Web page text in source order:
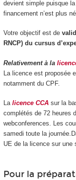
devient simple puisque la
financement n’est plus
Votre objectif est de
RNCP) du cursus
Relativement à la
La licence est proposée
notamment du CPF.
La licence CCAsur la
complétés de 72 heures
webconferences. Les
samedi toute la
UE de la licence sur une
Pour la